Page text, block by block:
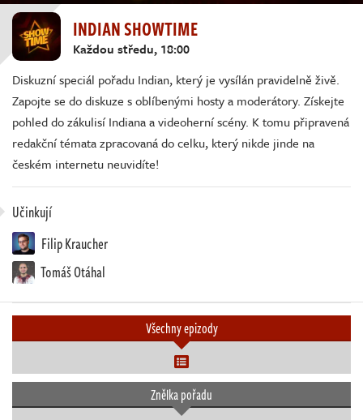
INDIAN SHOWTIME
Každou středu, 18:00
Diskuzní speciál pořadu Indian, který je vysílán pravidelně živě.
Zapojte se do diskuze s oblíbenými hosty a moderátory. Získejte
pohled do zákulisí Indiana a videoherní scény. K tomu připravená
redakční témata zpracovaná do celku, který nikde jinde na
českém internetu neuvidíte!
Učinkují
Filip Kraucher
Tomáš Otáhal
Všechny epizody
Znělka pořadu